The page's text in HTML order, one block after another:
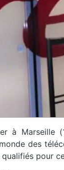
à Marseille
des
pour